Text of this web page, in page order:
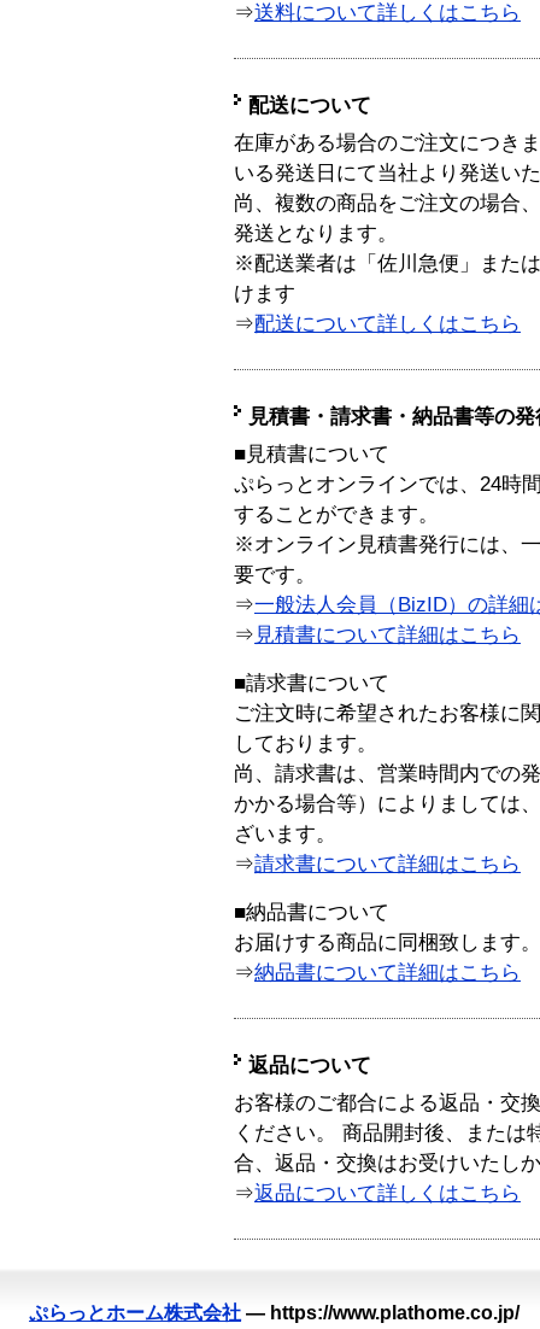
⇒送料について詳しくはこちら
配送について
在庫がある場合のご注文につき
いる発送日にて当社より発送い
尚、複数の商品をご注文の場合
発送となります。
※配送業者は「佐川急便」また
けます
⇒配送について詳しくはこちら
見積書・請求書・納品書等の
■見積書について
ぷらっとオンラインでは、24時
することができます。
※オンライン見積書発行には、
要です。
⇒一般法人会員（BizID）の詳細
⇒ 見積書について詳細はこちら
■請求書について
ご注文時に希望されたお客様に
しております。
尚、請求書は、営業時間内での
かかる場合等）によりましては
ざいます。
⇒請求書について詳細はこちら
■納品書について
お届けする商品に同梱致します。
⇒納品書について詳細はこちら
返品について
お客様のご都合による返品・交
ください。 商品開封後、または
合、返品・交換はお受けいたし
⇒返品について詳しくはこちら
ぷらっとホーム株式会社 — https://www.plathome.co.jp/